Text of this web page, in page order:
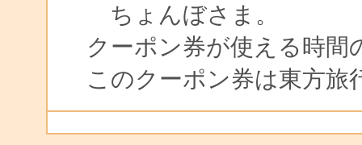
ちょんぼさま。
クーポン券が使える時間
このクーポン券は東方旅